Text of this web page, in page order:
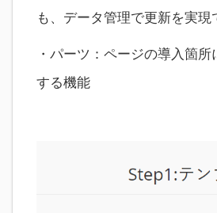
も、データ管理で更新を実現
・パーツ：ページの導入箇所
する機能